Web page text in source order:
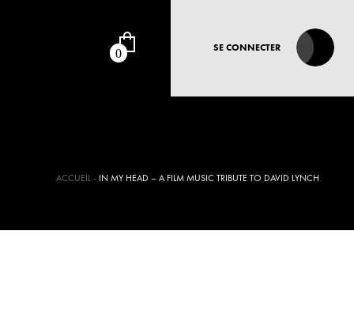
0 SE CONNECTER
ACCUEIL IN MY HEAD – A FILM MUSIC TRIBUTE TO DAVID LYNCH